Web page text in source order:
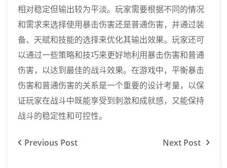
相对稳定但输出较为平淡。玩家需要根据不同的情况
和需求来选择使用暴击伤害还是普通伤害，并通过装
备、天赋和技能的选择来优化其输出效果。玩家还可
以通过一些策略和技巧来更好地利用暴击伤害和普通
伤害，以达到最佳的战斗效果。在游戏中，平衡暴击
伤害和普通伤害的关系是一个重要的设计考量，以保
证玩家在战斗中既能享受到刺激和成就感，又能保持
战斗的稳定性和可控性。
Previous Post Next Post